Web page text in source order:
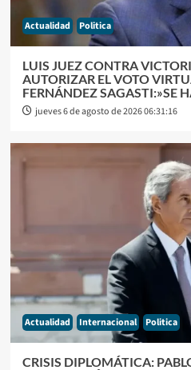
Actualidad Politica
LUIS JUEZ CONTRA
AUTORIZAR EL VOTO
FERNÁNDEZ SAGASTI:»SE
jueves 6 de agosto de 2026 06:31:16
Actualidad Internacional Politica
CRISIS DIPLOMÁTICA: